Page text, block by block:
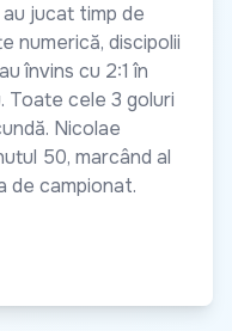
jucat timp de
numerică, discipolii
învins cu 2:1 în
Toate cele 3 goluri
Nicolae
50, marcând al
de campionat.